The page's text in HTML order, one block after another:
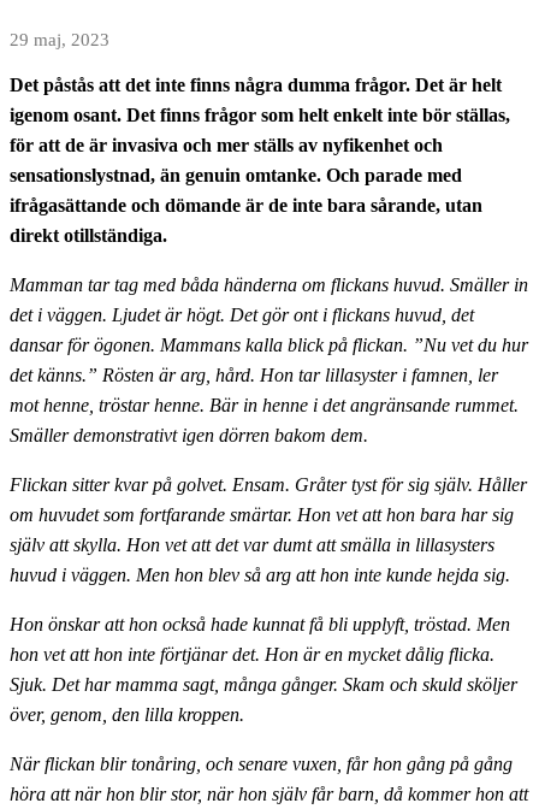
29 maj, 2023
Det påstås att det inte finns några dumma frågor. Det är helt
igenom osant. Det finns frågor som helt enkelt inte bör ställas,
för att de är invasiva och mer ställs av nyfikenhet och
sensationslystnad, än genuin omtanke. Och parade med
ifrågasättande och dömande är de inte bara sårande, utan
direkt otillständiga.
Mamman tar tag med båda händerna om flickans huvud. Smäller in
det i väggen. Ljudet är högt. Det gör ont i flickans huvud, det
dansar för ögonen. Mammans kalla blick på flickan. ”Nu vet du hur
det känns.” Rösten är arg, hård. Hon tar lillasyster i famnen, ler
mot henne, tröstar henne. Bär in henne i det angränsande rummet.
Smäller demonstrativt igen dörren bakom dem.
Flickan sitter kvar på golvet. Ensam. Gråter tyst för sig själv. Håller
om huvudet som fortfarande smärtar. Hon vet att hon bara har sig
själv att skylla. Hon vet att det var dumt att smälla in lillasysters
huvud i väggen. Men hon blev så arg att hon inte kunde hejda sig.
Hon önskar att hon också hade kunnat få bli upplyft, tröstad. Men
hon vet att hon inte förtjänar det. Hon är en mycket dålig flicka.
Sjuk. Det har mamma sagt, många gånger. Skam och skuld sköljer
över, genom, den lilla kroppen.
När flickan blir tonåring, och senare vuxen, får hon gång på gång
höra att när hon blir stor, när hon själv får barn, då kommer hon att